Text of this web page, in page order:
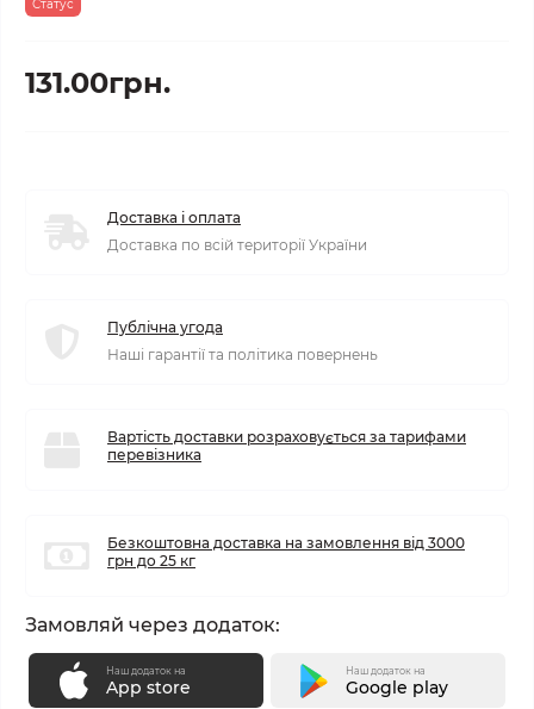
Статус
131.00грн.
Доставка і оплата
Доставка по всій території України
Публічна угода
Наші гарантії та політика повернень
Вартість доставки розраховується за тарифами
перевізника
Безкоштовна доставка на замовлення від 3000
грн до 25 кг
Замовляй через додаток:
Наш додаток на
App store
Наш додаток на
Google play